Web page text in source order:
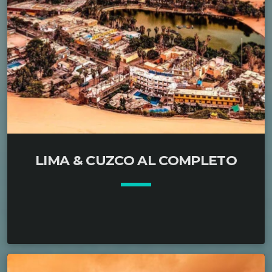
LIMA & CUZCO AL COMPLETO